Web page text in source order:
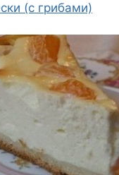
(с грибами)